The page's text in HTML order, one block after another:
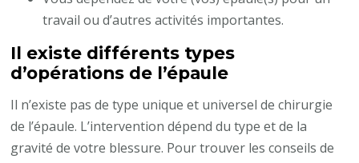
travail ou d’autres activités importantes.
Il existe différents types
d’opérations de l’épaule
Il n’existe pas de type unique et universel de chirurgie
de l’épaule. L’intervention dépend du type et de la
gravité de votre blessure. Pour trouver les conseils de